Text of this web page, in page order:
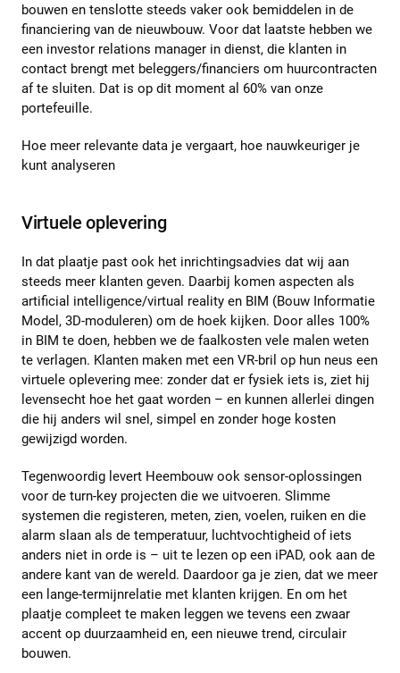
bouwen en tenslotte steeds vaker ook bemiddelen in de
financiering van de nieuwbouw. Voor dat laatste hebben we
een investor relations manager in dienst, die klanten in
contact brengt met beleggers/financiers om huurcontracten
af te sluiten. Dat is op dit moment al 60% van onze
portefeuille.
Hoe meer relevante data je vergaart, hoe nauwkeuriger je
kunt analyseren
Virtuele oplevering
In dat plaatje past ook het inrichtingsadvies dat wij aan
steeds meer klanten geven. Daarbij komen aspecten als
artificial intelligence/virtual reality en BIM (Bouw Informatie
Model, 3D-moduleren) om de hoek kijken. Door alles 100%
in BIM te doen, hebben we de faalkosten vele malen weten
te verlagen. Klanten maken met een VR-bril op hun neus een
virtuele oplevering mee: zonder dat er fysiek iets is, ziet hij
levensecht hoe het gaat worden – en kunnen allerlei dingen
die hij anders wil snel, simpel en zonder hoge kosten
gewijzigd worden.
Tegenwoordig levert Heembouw ook sensor-oplossingen
voor de turn-key projecten die we uitvoeren. Slimme
systemen die registeren, meten, zien, voelen, ruiken en die
alarm slaan als de temperatuur, luchtvochtigheid of iets
anders niet in orde is – uit te lezen op een iPAD, ook aan de
andere kant van de wereld. Daardoor ga je zien, dat we meer
een lange-termijnrelatie met klanten krijgen. En om het
plaatje compleet te maken leggen we tevens een zwaar
accent op duurzaamheid en, een nieuwe trend, circulair
bouwen.